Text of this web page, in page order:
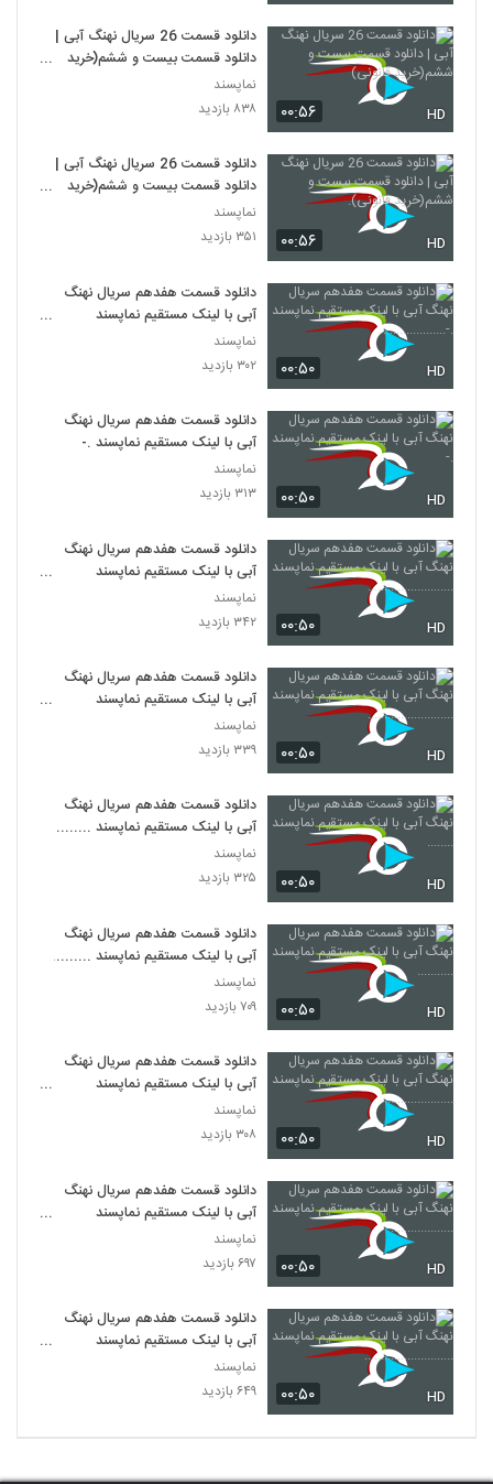
۰۰:۵۶ HD
دانلود قسمت 26 سریال نهنگ آبی |
دانلود قسمت بیست و ششم(خرید
قانونی)
نماپسند
۸۳۸ بازدید
۰۰:۵۶ HD
دانلود قسمت 26 سریال نهنگ آبی |
دانلود قسمت بیست و ششم(خرید
قانونی).
نماپسند
۳۵۱ بازدید
۰۰:۵۰ HD
دانلود قسمت هفدهم سریال نهنگ
آبی با لینک مستقیم نماپسند
.-...................
نماپسند
۳۰۲ بازدید
۰۰:۵۰ HD
دانلود قسمت هفدهم سریال نهنگ
آبی با لینک مستقیم نماپسند .-
نماپسند
۳۱۳ بازدید
۰۰:۵۰ HD
دانلود قسمت هفدهم سریال نهنگ
آبی با لینک مستقیم نماپسند
..........................
نماپسند
۳۴۲ بازدید
۰۰:۵۰ HD
دانلود قسمت هفدهم سریال نهنگ
آبی با لینک مستقیم نماپسند
..........................
نماپسند
۳۳۹ بازدید
۰۰:۵۰ HD
دانلود قسمت هفدهم سریال نهنگ
آبی با لینک مستقیم نماپسند ........
نماپسند
۳۲۵ بازدید
۰۰:۵۰ HD
دانلود قسمت هفدهم سریال نهنگ
آبی با لینک مستقیم نماپسند ...........
نماپسند
۷۰۹ بازدید
۰۰:۵۰ HD
دانلود قسمت هفدهم سریال نهنگ
آبی با لینک مستقیم نماپسند
......................
نماپسند
۳۰۸ بازدید
۰۰:۵۰ HD
دانلود قسمت هفدهم سریال نهنگ
آبی با لینک مستقیم نماپسند
...................
نماپسند
۶۹۷ بازدید
۰۰:۵۰ HD
دانلود قسمت هفدهم سریال نهنگ
آبی با لینک مستقیم نماپسند
...........................
نماپسند
۶۴۹ بازدید